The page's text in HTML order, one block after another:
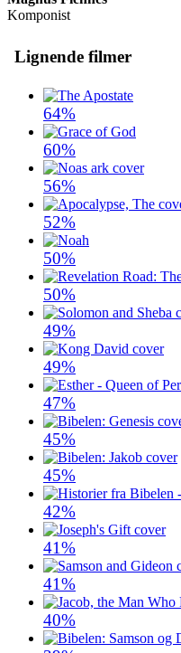
Komponist
Lignende filmer
64%
60%
56%
52%
50%
50%
49%
49%
47%
45%
45%
42%
41%
41%
40%